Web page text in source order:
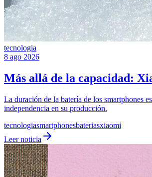
tecnologia
8 ago 2026
Más allá de la capacidad:
La duración de la batería de los smartphones
independencia en su producción.
tecnologiasmartphonesbateriasxiaomi
Leer noticia